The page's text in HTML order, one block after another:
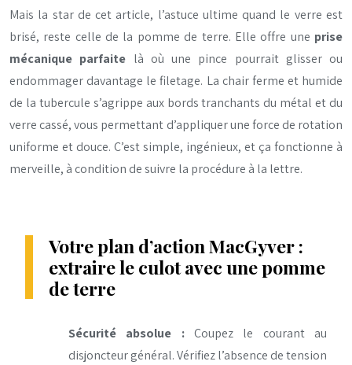
Mais la star de cet article, l’astuce ultime quand le verre est
brisé, reste celle de la pomme de terre. Elle offre une prise
mécanique parfaite là où une pince pourrait glisser ou
endommager davantage le filetage. La chair ferme et humide
de la tubercule s’agrippe aux bords tranchants du métal et du
verre cassé, vous permettant d’appliquer une force de rotation
uniforme et douce. C’est simple, ingénieux, et ça fonctionne à
merveille, à condition de suivre la procédure à la lettre.
Votre plan d’action MacGyver :
extraire le culot avec une pomme
de terre
Sécurité absolue :Coupez le courant au
disjoncteur général. Vérifiez l’absence de tension